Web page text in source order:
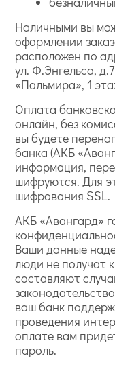
Наличными вы
оформлении
расположен по
ул. Ф.Энгельса,
«Пальмира», 1
Оплата
онлайн, без
вы будете
банка (АКБ
информация,
шифруются. Для
шифрования SSL.
АКБ «Авангард»
Ваши данные
люди не получат
составляют
ваш банк
проведения
оплате вам
пароль.